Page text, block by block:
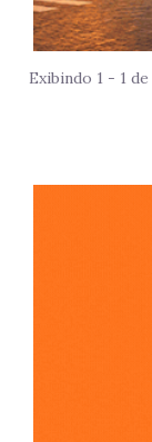
Exibindo 1 - 1